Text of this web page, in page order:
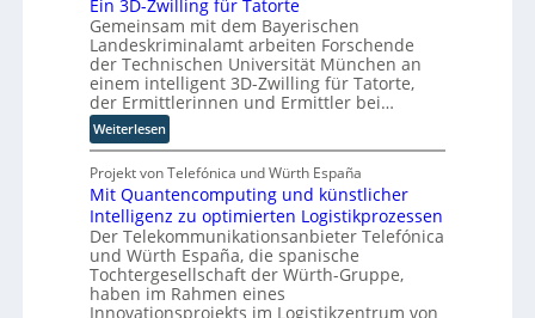
t
e
r
-
H
e
r
t
e
l
l
e
r
n
I
i
n
d
e
r
F
r
t
i
g
u
n
g
ö
r
n
T
w
i
e
h
a
u
s
w
i
r
d
Ein 3D-Zwilling für Tatorte
Gemeinsam mit dem Bayerischen
Landeskriminalamt arbeiten Forschende
der Technischen Universität München an
einem intelligent 3D-Zwilling für Tatorte,
der Ermittlerinnen und Ermittler bei…
Weiterlesen:
E
i
n
3
D
-
Z
w
Projekt von Telefónica und Würth España
Mit Quantencomputing und künstlicher
Intelligenz zu optimierten Logistikprozessen
Der Telekommunikationsanbieter Telefónica
und Würth España, die spanische
Tochtergesellschaft der Würth-Gruppe,
haben im Rahmen eines
Innovationsprojekts im Logistikzentrum von